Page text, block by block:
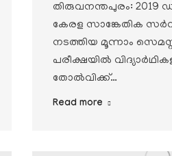
തിരുവനന്തപുരം: 2019
കേരള സാങ്കേതിക
നടത്തിയ മൂന്നാം
പരീക്ഷയില്‍
തോല്‍വിക്ക്…
Read more